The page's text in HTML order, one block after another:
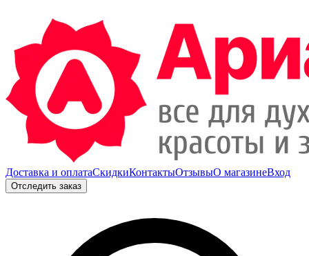
Доставка и оплатаСкидкиКонтактыОтзывыО магазинеВход
Отследить заказ